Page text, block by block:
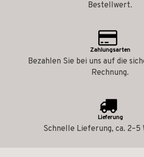
Bestellwert.
Zahlungsarten
Bezahlen Sie bei uns auf die
Rechnung.
Lieferung
Schnelle Lieferung, ca. 2–5